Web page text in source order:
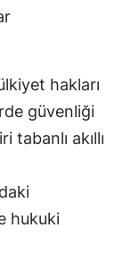
hakları
güvenliği
tabanlı akıllı
hukuki